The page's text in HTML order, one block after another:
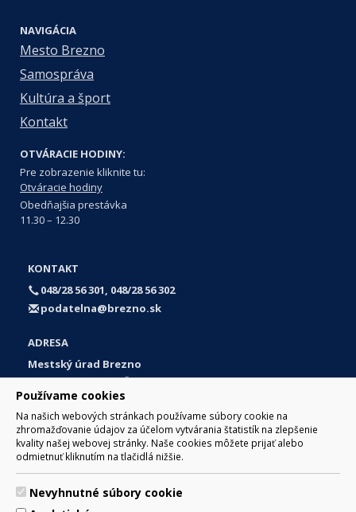
Používame cookies
Na našich webových stránkach používame súbory cookie na
zhromažďovanie údajov za účelom vytvárania štatistík na zlepšenie
kvality našej webovej stránky. Naše cookies môžete prijať alebo
odmietnuť kliknutím na tlačidlá nižšie.
Nevyhnutné súbory cookie
NAVIGÁCIA
Mesto Brezno
Samospráva
Kultúra a šport
Kontakt
OTVÁRACIE HODINY:
Pre zobrazenie kliknite tu:
Otváracie hodiny
Obedňajšia prestávka
11.30 – 12.30
KONTAKT
048/28 56 301, 048/28 56 302
podatelna@brezno.sk
ADRESA
Mestský úrad Brezno
Námestie gen. M. R. Štefánika 1
977 01 Brezno
Slovakia (Slovak Republic)
© 2017 Mesto Brezno, Námestie gen. M. R. Štefánika 1, Brezno